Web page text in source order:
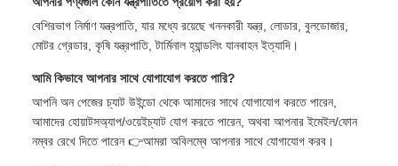
বেশিরভাগ নির্মাণ যন্ত্রপাতি, যার মধ্যে রয়েছে খননকারী যন্ত্র, লোডার, বুলডোজার,
মোটর গ্রেডার, কৃষি যন্ত্রপাতি, টার্মিনাল হ্যান্ডলিং যানবাহন ইত্যাদি।
আমি কিভাবে আপনার সাথে যোগাযোগ করতে পারি?
আপনি অন পেজের চ্যাট উইন্ডো থেকে আমাদের সাথে যোগাযোগ করতে পারেন,
আমাদের হোয়াটসঅ্যাপ/ওয়েইচ্যাট যোগ করতে পারেন, অথবা আপনার ইমেইল/ফোন
নম্বর রেখে দিতে পারেন 👉আমরা অবিলম্বে আপনার সাথে যোগাযোগ করব।